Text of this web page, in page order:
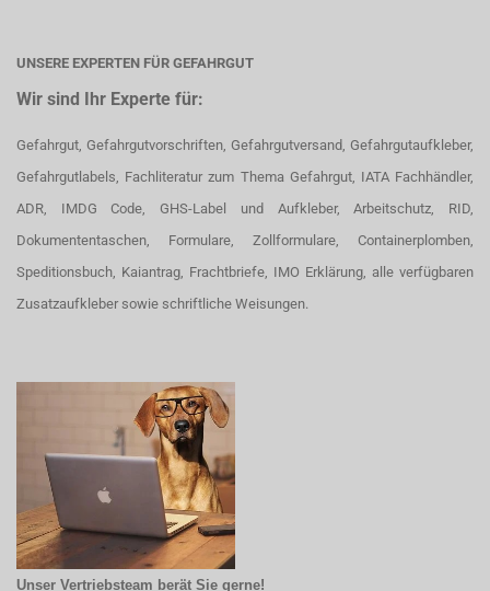
UNSERE EXPERTEN FÜR GEFAHRGUT
Wir sind Ihr Experte für:
Gefahrgut, Gefahrgutvorschriften, Gefahrgutversand, Gefahrgutaufkleber,
Gefahrgutlabels, Fachliteratur zum Thema Gefahrgut, IATA Fachhändler,
ADR, IMDG Code, GHS-Label und Aufkleber, Arbeitschutz, RID,
Dokumententaschen, Formulare, Zollformulare, Containerplomben,
Speditionsbuch, Kaiantrag, Frachtbriefe, IMO Erklärung, alle verfügbaren
Zusatzaufkleber sowie schriftliche Weisungen.
Unser Vertriebsteam berät Sie gerne!